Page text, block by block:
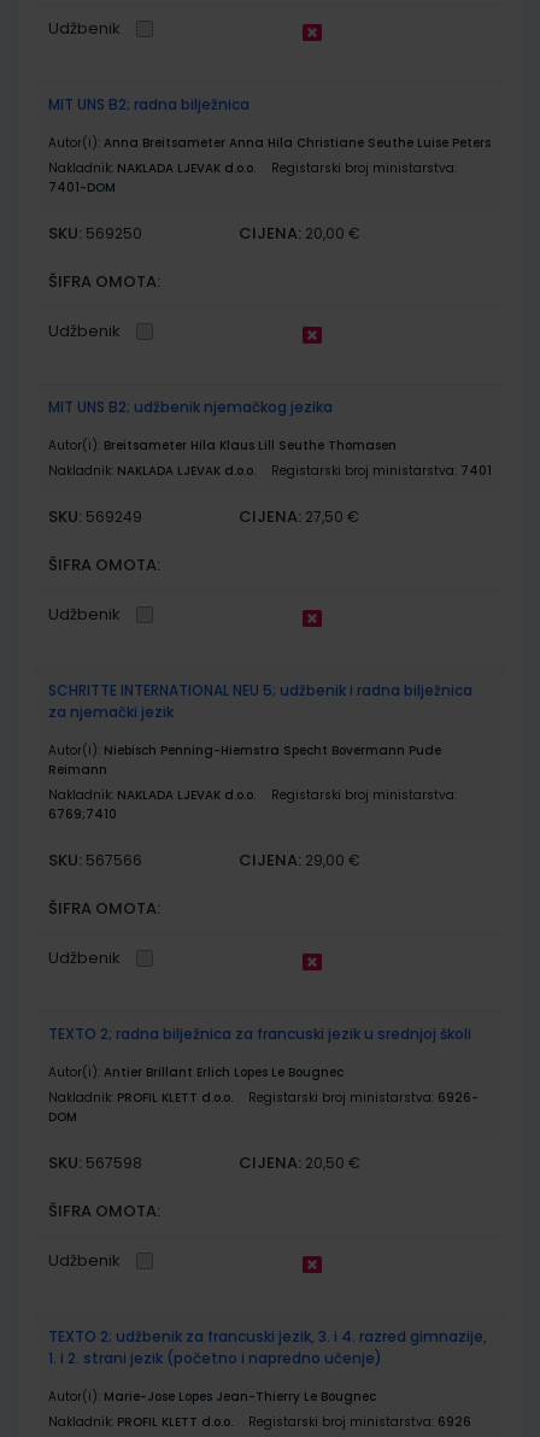
Udžbenik
MIT UNS B2; radna bilježnica
Autor(i): Anna Breitsameter Anna Hila Christiane Seuthe Luise Peters
Nakladnik: NAKLADA LJEVAK d.o.o.
Registarski broj ministarstva:
7401-DOM
SKU: 569250 CIJENA: 20,00 €
ŠIFRA OMOTA:
Udžbenik
MIT UNS B2; udžbenik njemačkog jezika
Autor(i): Breitsameter Hila Klaus Lill Seuthe Thomasen
Nakladnik: NAKLADA LJEVAK d.o.o. Registarski broj ministarstva: 7401
SKU: 569249 CIJENA: 27,50 €
ŠIFRA OMOTA:
Udžbenik
SCHRITTE INTERNATIONAL NEU 5; udžbenik i radna bilježnica
za njemački jezik
Autor(i): Niebisch Penning-Hiemstra Specht Bovermann Pude
Reimann
Nakladnik: NAKLADA LJEVAK d.o.o.
Registarski broj ministarstva:
6769;7410
SKU: 567566 CIJENA: 29,00 €
ŠIFRA OMOTA:
Udžbenik
TEXTO 2; radna bilježnica za francuski jezik u srednjoj školi
Autor(i): Antier Brillant Erlich Lopes Le Bougnec
Nakladnik: PROFIL KLETT d.o.o. Registarski broj ministarstva: 6926-
DOM
SKU: 567598 CIJENA: 20,50 €
ŠIFRA OMOTA:
Udžbenik
TEXTO 2; udžbenik za francuski jezik, 3. i 4. razred gimnazije,
1. i 2. strani jezik (početno i napredno učenje)
Autor(i): Marie-Jose Lopes Jean-Thierry Le Bougnec
Nakladnik: PROFIL KLETT d.o.o. Registarski broj ministarstva: 6926